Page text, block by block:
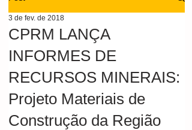
CPRM LANÇA
INFORMES DE
RECURSOS MINERAIS:
Projeto Materiais de
Construção da Região
3 de fev. de 2018